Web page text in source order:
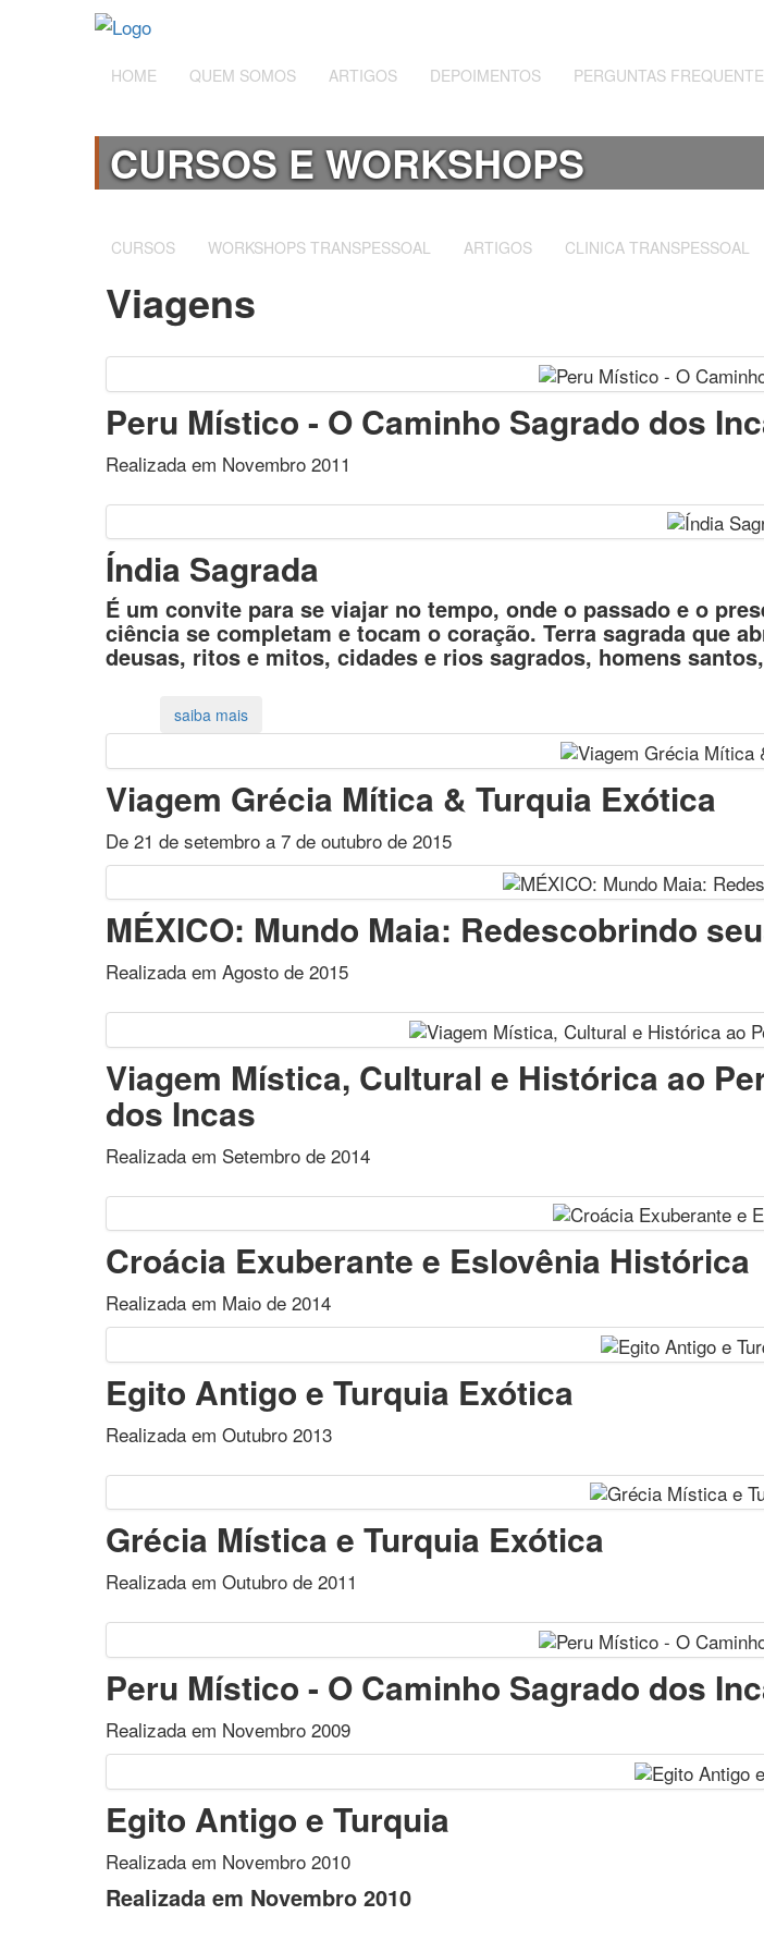
HOME QUEM SOMOS ARTIGOS DEPOIMENTOS PERGUNTAS
CURSOS E WORKSHOPS
CURSOS WORKSHOPS TRANSPESSOAL ARTIGOS CLINICA TRANSPESSOAL
Viagens
Peru Místico - O Caminho Sagrado dos
Realizada em Novembro 2011
Índia Sagrada
É um convite para se viajar no tempo, onde o passado e o
ciência se completam e tocam o coração. Terra sagrada que
deusas, ritos e mitos, cidades e rios sagrados, homens
Viagem Grécia Mítica & Turquia Exótica
De 21 de setembro a 7 de outubro de 2015
MÉXICO: Mundo Maia: Redescobrindo
Realizada em Agosto de 2015
Viagem Mística, Cultural e Histórica ao
dos Incas
Realizada em Setembro de 2014
Croácia Exuberante e Eslovênia Histórica
Realizada em Maio de 2014
Egito Antigo e Turquia Exótica
Realizada em Outubro 2013
Grécia Mística e Turquia Exótica
Realizada em Outubro de 2011
Peru Místico - O Caminho Sagrado dos
Realizada em Novembro 2009
Egito Antigo e Turquia
Realizada em Novembro 2010
Realizada em Novembro 2010